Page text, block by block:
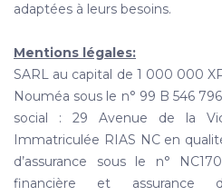
adaptées à leurs besoins.
Mentions légales:
SARL au capital de 1 000 000
Nouméa sous le n° 99 B 546
social : 29 Avenue de la
Immatriculée RIAS NC en
d’assurance sous le n°
financière et assurance